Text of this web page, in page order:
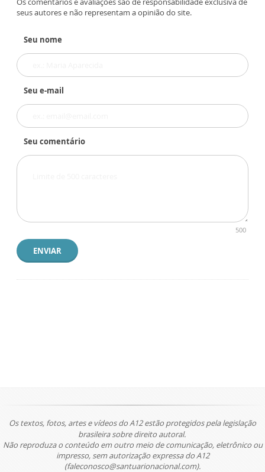
seus autores e não representam a opinião do site.
Seu nome
Seu e-mail
Seu comentário
500
ENVIAR
Os textos, fotos, artes e vídeos do A12 estão protegidos pela legislação
brasileira sobre direito autoral.
Não reproduza o conteúdo em outro meio de comunicação, eletrônico ou
impresso, sem autorização expressa do A12
(faleconosco@santuarionacional.com).